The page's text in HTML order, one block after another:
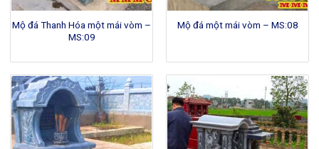
Mộ đá Thanh Hóa một mái vòm –
MS:09
Mộ đá một mái vòm – MS:08